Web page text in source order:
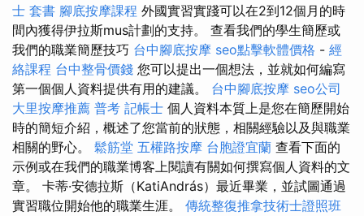
士 套書 腳底按摩課程 外國實習實踐可以在2到12個月的時
間內獲得伊拉斯mus計劃的支持。 查看我們的學生簡歷或
我們的職業簡歷技巧 台中腳底按摩 seo點擊軟體價格 - 經
絡課程 台中整骨價錢 您可以提出一個想法，並就如何編寫
第一個個人資料提供有用的建議。 台中腳底按摩 seo公司
大里按摩推薦 普考 記帳士 個人資料本質上是您在簡歷開始
時的簡短介紹，概述了您當前的狀態，相關經驗以及與職業
相關的野心。 鬆筋堂 五權路按摩 台胞證宜蘭 查看下面的
示例或在我們的職業博客上閱讀有關如何撰寫個人資料的文
章。 卡蒂·安德拉斯（KatiAndrás）最近畢業，並試圖通過
實習職位開始他的職業生涯。 傳統整復推拿技術士證照班